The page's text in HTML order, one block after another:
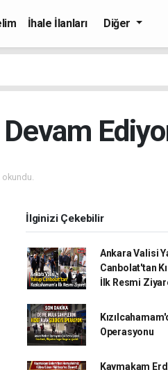
İhale İlanları
Diğer
okundu.
İlginizi Çekebilir
Ankara Valisi
Canbolat'tan
İlk Resmi
Operasyonu
Kaymakam